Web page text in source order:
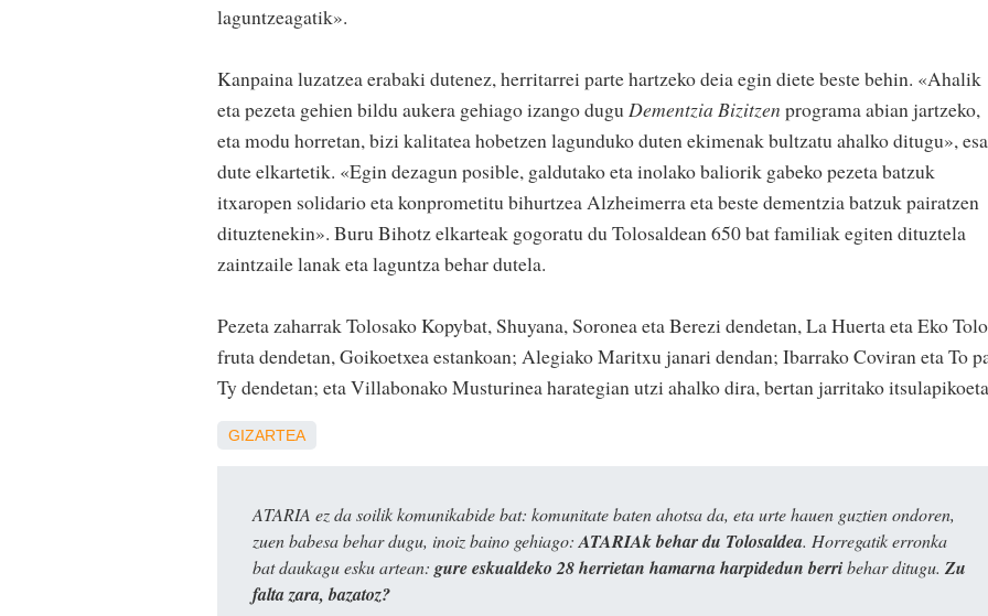
laguntzeagatik».
Kanpaina luzatzea erabaki dutenez, herritarrei parte hartzeko deia egin diete beste behin. «Ahalik
eta pezeta gehien bildu aukera gehiago izango duguDementzia Bizitzen programa abian jartzeko,
eta modu horretan, bizi kalitatea hobetzen lagunduko duten ekimenak bultzatu ahalko ditugu»,
dute elkartetik. «Egin dezagun posible, galdutako eta inolako baliorik gabeko pezeta batzuk
itxaropen solidario eta konprometitu bihurtzea Alzheimerra eta beste dementzia batzuk pairatzen
dituztenekin». Buru Bihotz elkarteak gogoratu du Tolosaldean 650 bat familiak egiten dituztela
zaintzaile lanak eta laguntza behar dutela.
Pezeta zaharrak Tolosako Kopybat, Shuyana, Soronea eta Berezi dendetan, La Huerta eta Eko
fruta dendetan, Goikoetxea estankoan; Alegiako Maritxu janari dendan; Ibarrako Coviran eta To
Ty dendetan; eta Villabonako Musturinea harategian utzi ahalko dira, bertan jarritako
GIZARTEA
ATARIA ez da soilik komunikabide bat: komunitate baten ahotsa da, eta urte hauen guztien ondoren,
zuen babesa behar dugu, inoiz baino gehiago: ATARIAk behar du Tolosaldea. Horregatik erronka
bat daukagu esku artean: gure eskualdeko 28 herrietan hamarna harpidedun berribehar ditugu. Zu
falta zara, bazatoz?